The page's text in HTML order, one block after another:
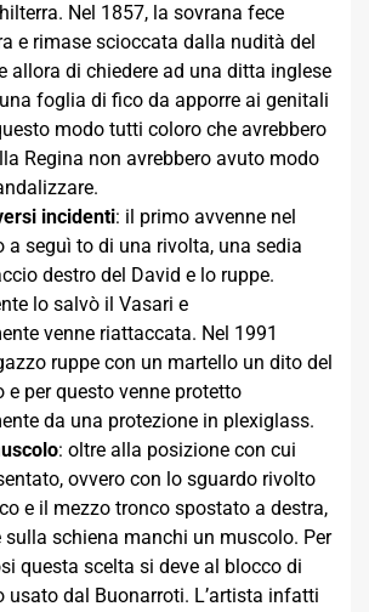
Nel 1857, la sovrana fece
e rimase scioccata dalla nudità del
allora di chiedere ad una ditta inglese
foglia di fico da apporre ai genitali
modo tutti coloro che avrebbero
Regina non avrebbero avuto modo
incidenti: il primo avvenne nel
a seguì to di una rivolta, una sedia
destro del David e lo ruppe.
lo salvò il Vasari e
venne riattaccata. Nel 1991
ruppe con un martello un dito del
e per questo venne protetto
da una protezione in plexiglass.
: oltre alla posizione con cui
ovvero con lo sguardo rivolto
e il mezzo tronco spostato a destra,
schiena manchi un muscolo. Per
questa scelta si deve al blocco di
usato dal Buonarroti. L’artista infatti